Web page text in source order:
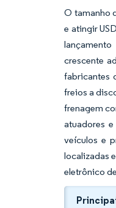
O tamanho
e atingir
crescente
fabricantes
freios a
frenagem
atuadores
veículos e
localizadas
eletrônico